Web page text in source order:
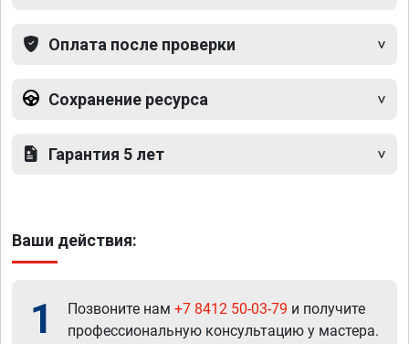
Оплата после проверки
Сохранение ресурса
Гарантия 5 лет
Ваши действия:
1 Позвоните нам +7 8412 50-03-79 и получите
профессиональную консультацию у мастера.